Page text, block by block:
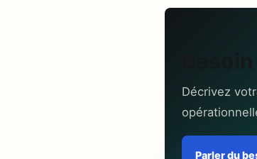
Décrivez
Parler du